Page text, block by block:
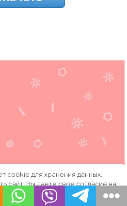
cookie для хранения данных.
сайт, Вы даете свое согласие на
файлами.
OK